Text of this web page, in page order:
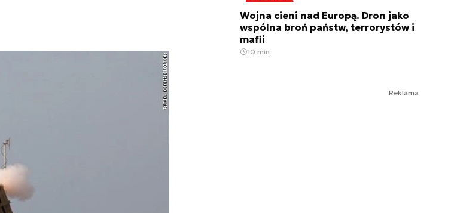
Wojna cieni nad Europą. Dron jako
wspólna broń państw, terrorystów i
mafii
10 min.
Reklama